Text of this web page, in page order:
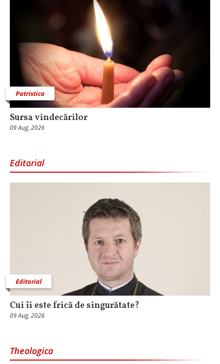
Patristica
Sursa vindecărilor
09 Aug, 2026
Editorial
Editorial
Cui îi este frică de singurătate?
09 Aug, 2026
Theologica